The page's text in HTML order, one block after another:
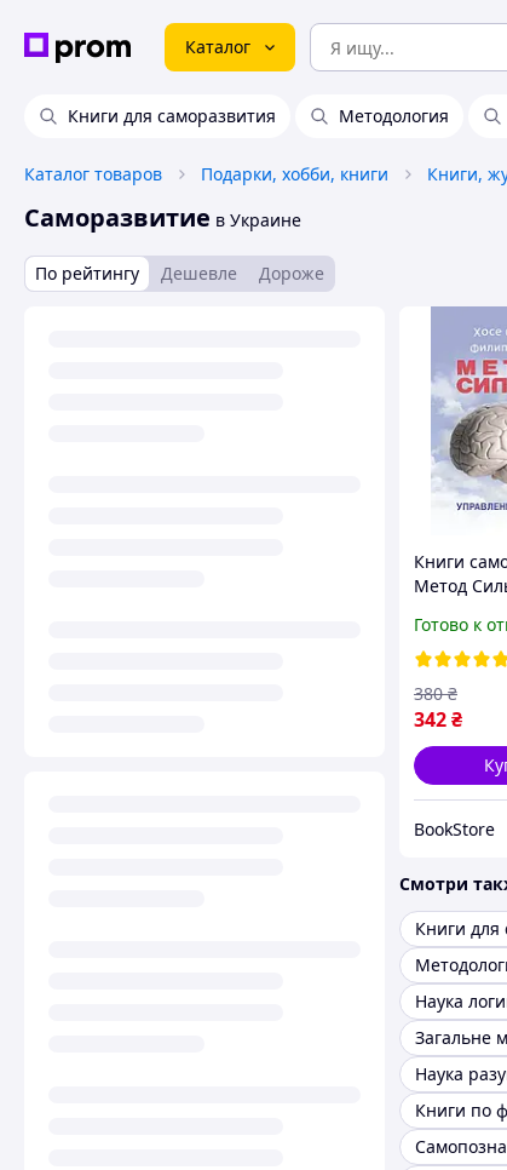
Каталог
Книги для саморазвития Методология
Каталог товаров Подарки, хобби, книги
Саморазвитие в Украине
По рейтингу Дешевле Дороже
Книги
Метод
Готово к
342₴
380 ₴
BookStore
Смотри
Наука
Загальне
Наука
Книги по